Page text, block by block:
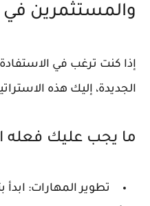
والمستثمرين في
إذا كنت ترغب في
الجديدة، إليك هذه
ما يجب عليك فعله
تطوير المهارات: ابدأ